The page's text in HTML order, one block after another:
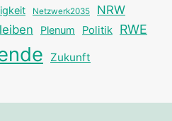
Netzwerk2035 NRW
Plenum Politik RWE
Zukunft